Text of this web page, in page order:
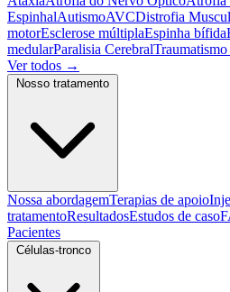
EspinhalAutismoAVCDistrofia
motorEsclerose múltiplaEspinha bífida
medularParalisia Cerebral
Ver todos →
Nossa abordagemTerapias de apoio
tratamentoResultadosEstudos de caso
Pacientes